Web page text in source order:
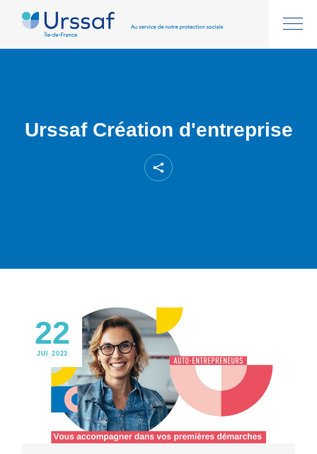
Urssaf Création d'entreprise
22
JUI 2023